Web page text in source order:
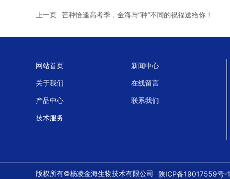
上一页 芒种恰逢高考季，金海与“种”不同的祝福送给你！
网站首页 新闻中心
关于我们 在线留言
产品中心 联系我们
技术服务
版权所有©杨凌金海生物技术有限公司 陕ICP备19017559号-1